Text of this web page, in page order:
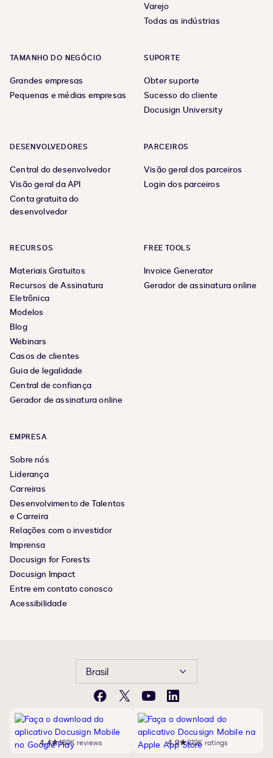
Varejo
Todas as indústrias
TAMANHO DO NEGÓCIO
Grandes empresas
Pequenas e médias empresas
SUPORTE
Obter suporte
Sucesso do cliente
Docusign University
DESENVOLVEDORES
Central do desenvolvedor
Visão geral da API
Conta gratuita do
desenvolvedor
PARCEIROS
Visão geral dos parceiros
Login dos parceiros
RECURSOS
Materiais Gratuitos
Recursos de Assinatura
Eletrônica
Modelos
Blog
Webinars
Casos de clientes
Guia de legalidade
Central de confiança
Gerador de assinatura online
FREE TOOLS
Invoice Generator
Gerador de assinatura online
EMPRESA
Sobre nós
Liderança
Carreiras
Desenvolvimento de Talentos
e Carreira
Relações com o investidor
Imprensa
Docusign for Forests
Docusign Impact
Entre em contato conosco
Acessibilidade
Brasil
Facebook
X YouTubeLinkedIn
4,4 169K reviews 4,9 819K ratings